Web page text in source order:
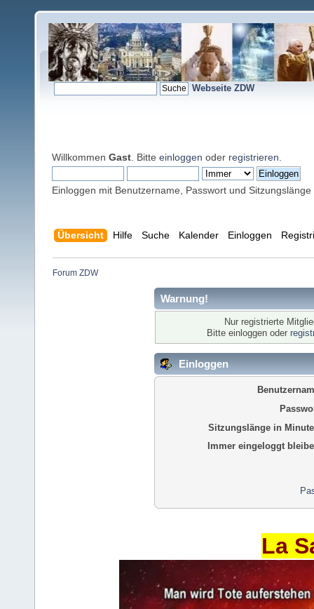
Webseite ZDW
Willkommen Gast . Bitte einloggen oder registrieren
Einloggen mit Benutzername, Passwort und Sitzungslänge
Übersicht Hilfe Suche Kalender Einloggen
Forum ZDW
Warnung!
Nur registrierte
Bitte einloggen oder
Einloggen
Sitzungslänge in
Immer eingeloggt
La